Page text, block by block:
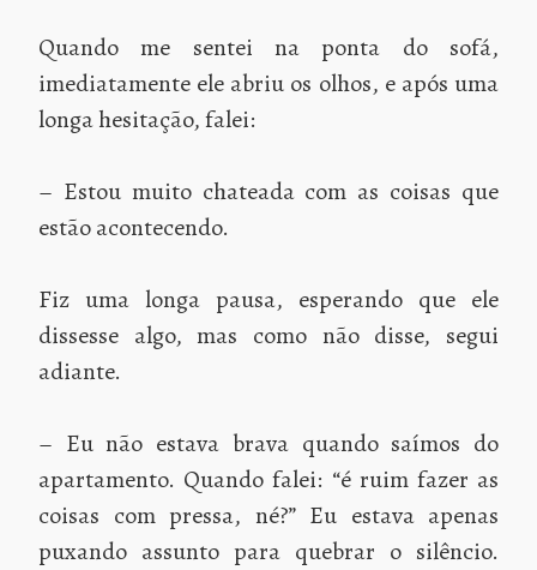
Quando me sentei na ponta do sofá,
imediatamente ele abriu os olhos, e após uma
longa hesitação, falei:
– Estou muito chateada com as coisas que
estão acontecendo.
Fiz uma longa pausa, esperando que ele
dissesse algo, mas como não disse, segui
adiante.
– Eu não estava brava quando saímos do
apartamento. Quando falei: “é ruim fazer as
coisas com pressa, né?” Eu estava apenas
puxando assunto para quebrar o silêncio.